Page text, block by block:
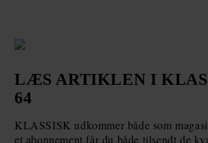
LÆS ARTIKLEN I
64
KLASSISK udkommer både som
et abonnement får du både tilsendt de